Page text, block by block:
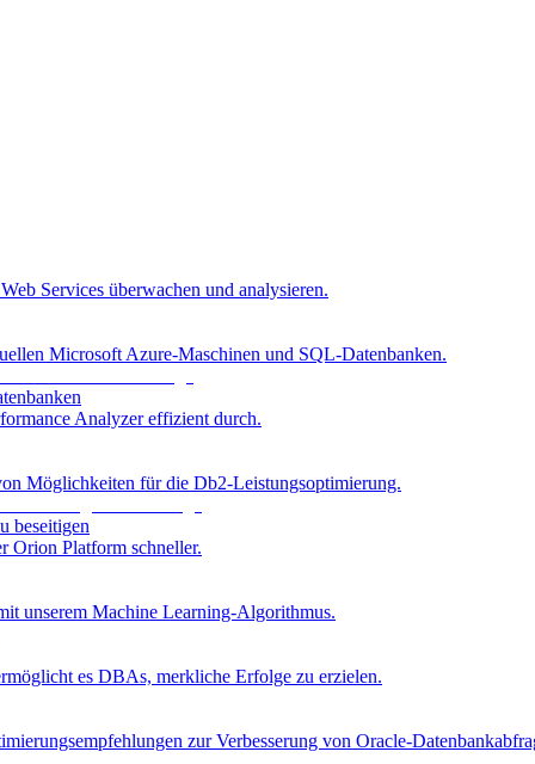
Services überwachen und analysieren.
Microsoft Azure-Maschinen und SQL-Datenbanken.
Analyzer effizient durch.
Möglichkeiten für die Db2-Leistungsoptimierung.
beseitigen
Orion Platform schneller.
unserem Machine Learning-Algorithmus.
es DBAs, merkliche Erfolge zu erzielen.
zur Verbesserung von Oracle-